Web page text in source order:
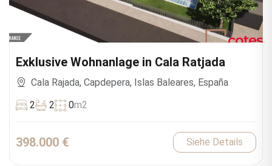
Exklusive Wohnanlage in Cala Ratjada
Cala Rajada, Capdepera, Islas Baleares, España
2
2 0m2
398.000 € Siehe Details